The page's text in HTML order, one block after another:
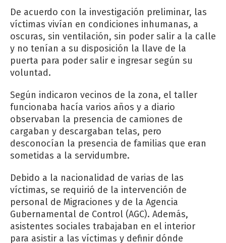
De acuerdo con la investigación preliminar, las
víctimas vivían en condiciones inhumanas, a
oscuras, sin ventilación, sin poder salir a la calle
y no tenían a su disposición la llave de la
puerta para poder salir e ingresar según su
voluntad.
Según indicaron vecinos de la zona, el taller
funcionaba hacía varios años y a diario
observaban la presencia de camiones de
cargaban y descargaban telas, pero
desconocían la presencia de familias que eran
sometidas a la servidumbre.
Debido a la nacionalidad de varias de las
víctimas, se requirió de la intervención de
personal de Migraciones y de la Agencia
Gubernamental de Control (AGC). Además,
asistentes sociales trabajaban en el interior
para asistir a las víctimas y definir dónde